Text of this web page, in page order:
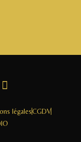
légalesCGDV